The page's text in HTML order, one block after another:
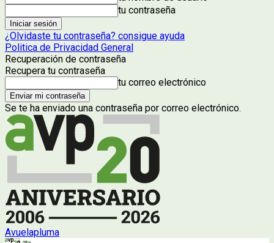
tu contraseña
¿Olvidaste tu contraseña? consigue ayuda
Politica de Privacidad General
Recuperación de contraseña
Recupera tu contraseña
tu correo electrónico
Se te ha enviado una contraseña por correo electrónico.
Avuelapluma